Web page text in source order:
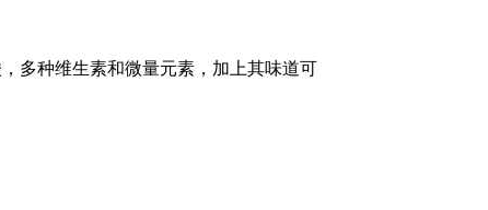
多种维生素和微量元素，加上其味道可